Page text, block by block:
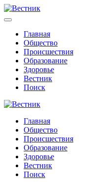
Главная
Общество
Происшествия
Образование
Здоровье
Вестник
Поиск
Главная
Общество
Происшествия
Образование
Здоровье
Вестник
Поиск